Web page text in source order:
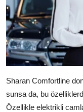
Sharan Comfortline
sunsa da, bu
Özellikle elektrikli